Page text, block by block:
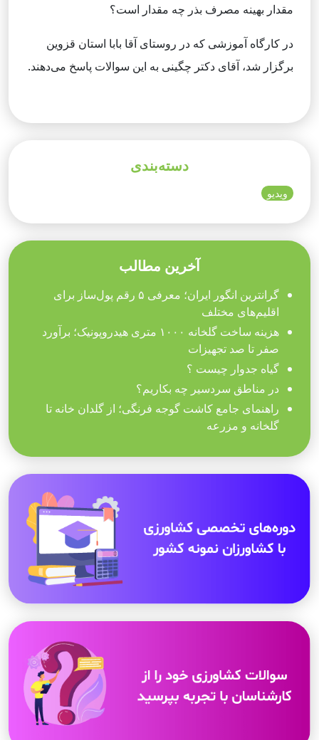
مقدار بهینه مصرف بذر چه مقدار است؟
در کارگاه آموزشی که در روستای آقا بابا استان قزوین
برگزار شد، آقای دکتر چگینی به این سوالات پاسخ می‌دهند.
دسته‌بندی
ویدیو
آخرین مطالب
گرانترین انگور ایران؛ معرفی ۵ رقم پول‌ساز برای
اقلیم‌های مختلف
هزینه ساخت گلخانه ۱۰۰۰ متری هیدروپونیک؛ برآورد
صفر تا صد تجهیزات
گیاه جدوار چیست ؟
در مناطق سردسیر چه بکاریم؟
راهنمای جامع کاشت گوجه فرنگی؛ از گلدان خانه تا
گلخانه و مزرعه